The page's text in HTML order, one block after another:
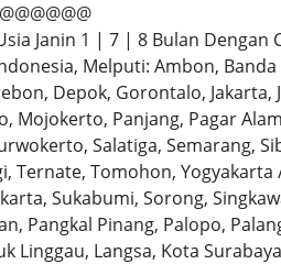
Janin 1 | 7 | 8 Bulan Dengan
Melputi: Ambon,
Depok, Gorontalo,
Mojokerto, Panjang, Pagar
Salatiga, Semarang,
Ternate, Tomohon,
Sukabumi, Sorong,
Pangkal Pinang, Palopo,
Linggau, Langsa, Kota